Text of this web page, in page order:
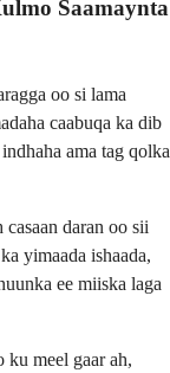
Saamaynta
oo si lama
caabuqa ka dib
ama tag qolka
daran oo sii
yimaada ishaada,
ee miiska laga
ku meel gaar ah,